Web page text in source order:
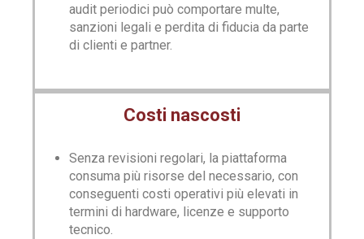
audit periodici può comportare multe,
sanzioni legali e perdita di fiducia da parte
di clienti e partner.
Costi nascosti
Senza revisioni regolari, la piattaforma
consuma più risorse del necessario, con
conseguenti costi operativi più elevati in
termini di hardware, licenze e supporto
tecnico.